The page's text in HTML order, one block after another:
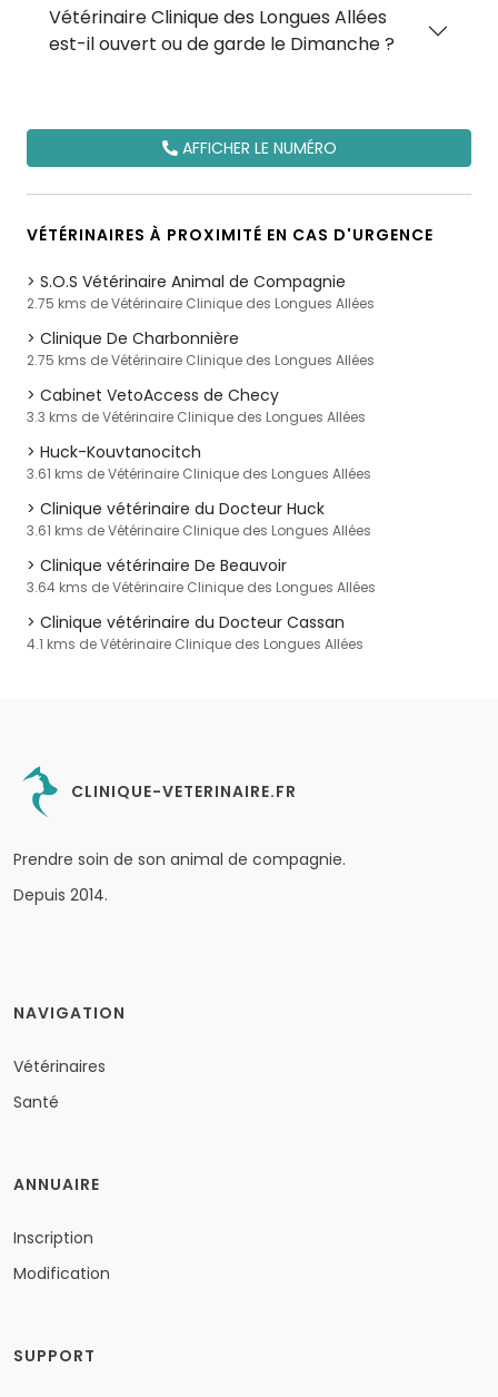
Vétérinaire Clinique des Longues Allées
est-il ouvert ou de garde le Dimanche ?
AFFICHER LE NUMÉRO
VÉTÉRINAIRES À PROXIMITÉ EN CAS D'URGENCE
S.O.S Vétérinaire Animal de Compagnie
2.75 kms de Vétérinaire Clinique des Longues Allées
Clinique De Charbonnière
2.75 kms de Vétérinaire Clinique des Longues Allées
Cabinet VetoAccess de Checy
3.3 kms de Vétérinaire Clinique des Longues Allées
Huck-Kouvtanocitch
3.61 kms de Vétérinaire Clinique des Longues Allées
Clinique vétérinaire du Docteur Huck
3.61 kms de Vétérinaire Clinique des Longues Allées
Clinique vétérinaire De Beauvoir
3.64 kms de Vétérinaire Clinique des Longues Allées
Clinique vétérinaire du Docteur Cassan
4.1 kms de Vétérinaire Clinique des Longues Allées
CLINIQUE-VETERINAIRE.FR
Prendre soin de son animal de compagnie.
Depuis 2014.
NAVIGATION
Vétérinaires
Santé
ANNUAIRE
Inscription
Modification
SUPPORT